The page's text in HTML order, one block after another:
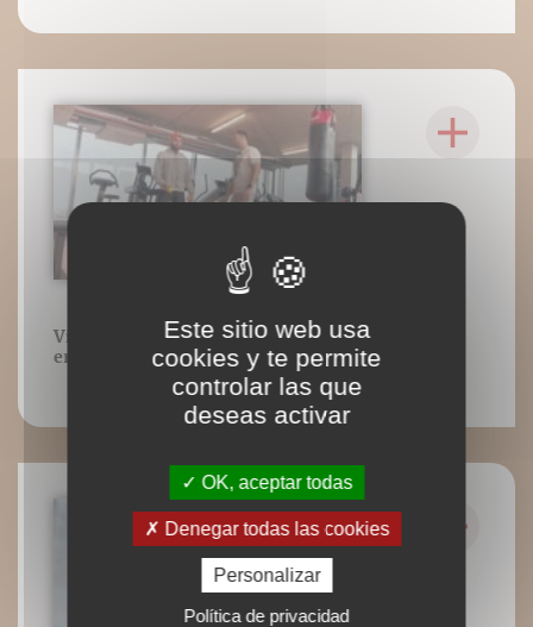
Vidéo 26 : Illustration du stade cognitif
en jonglage
Este sitio web usa
cookies y te permite
controlar las que
deseas activar
OK, aceptar todas
Denegar todas las cookies
Personalizar
Política de privacidad